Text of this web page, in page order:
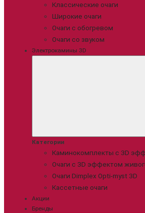
Классические очаги
Широкие очаги
Очаги с обогревом
Очаги со звуком
Электрокамины 3D
Категории
Каминокомплекты с 3D
Очаги с 3D эффектом
Очаги Dimplex Opti-myst 3D
Кассетные очаги
Акции
Бренды